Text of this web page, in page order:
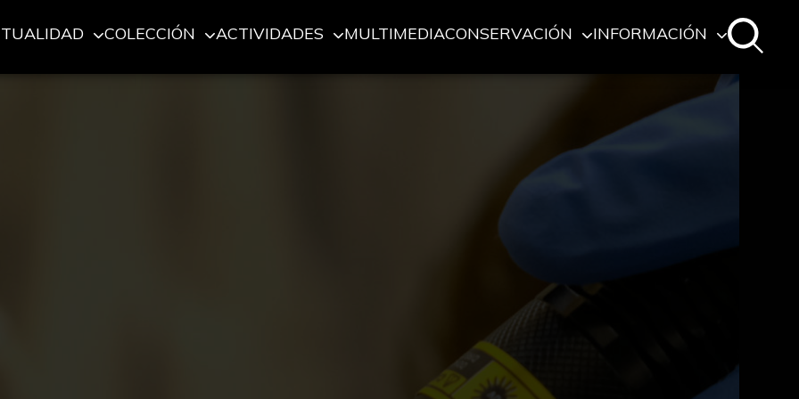
COLECCIÓN ACTIVIDADES MULTIMEDIACONSERVACIÓN INFORMACIÓN